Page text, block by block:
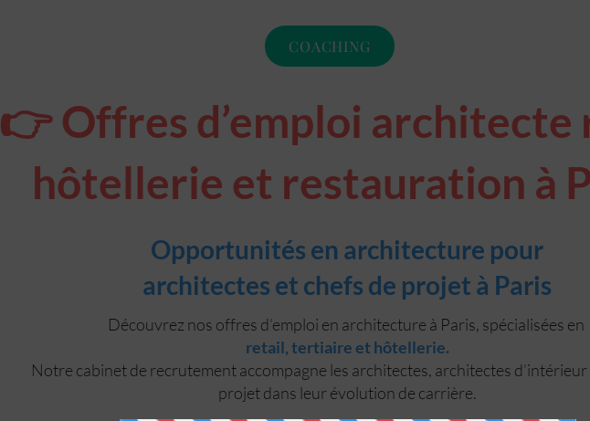
COACHING
👉 Offres d’emploi architecte
hôtellerie et restauration à
Opportunités en architecture pour
architectes et chefs de projet à Paris
Découvrez nos offres d’emploi en architecture à Paris, spécialisées en
retail, tertiaire et hôtellerie.
Notre cabinet de recrutement accompagne les architectes, architectes d’intérieur
projet dans leur évolution de carrière.